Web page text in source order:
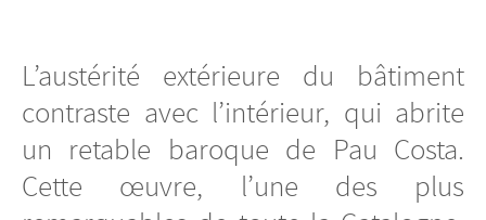
L’austérité extérieure du bâtiment
contraste avec l’intérieur, qui abrite
un retable baroque de Pau Costa.
Cette œuvre, l’une des plus